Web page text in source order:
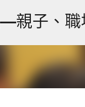
親子、